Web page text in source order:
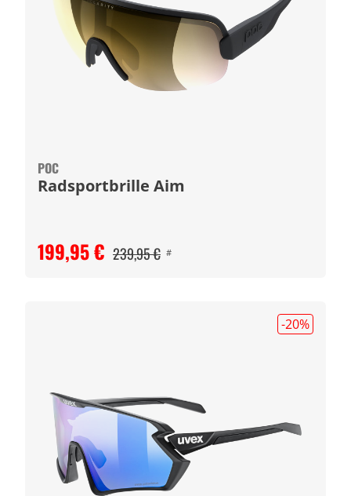
POC
Radsportbrille Aim
199,95 € 239,95 € #
-20%